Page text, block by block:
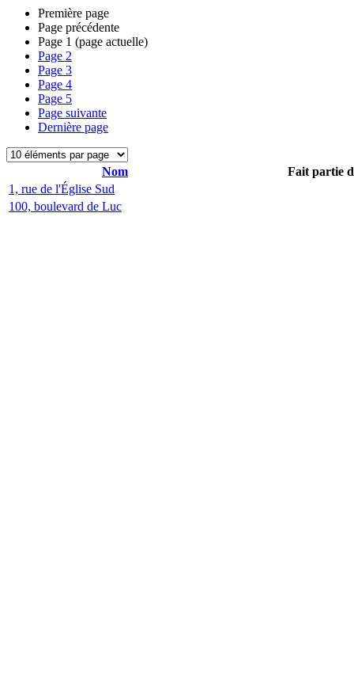
Première page
Page précédente
Page 1 (page actuelle)
Page 2
Page 3
Page 4
Page 5
Page suivante
Dernière page
Nom
Fait partie
1, rue de l'Église Sud
100, boulevard de Luc